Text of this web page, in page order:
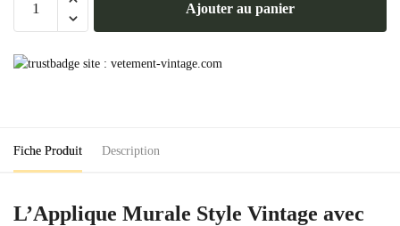
Murale
Ajouter au panier
Fiche Produit Description
L’Applique Murale Style Vintage avec